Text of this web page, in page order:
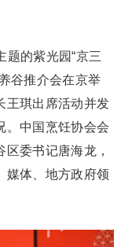
题的紫光园“京三
谷推介会在京举
王琪出席活动并发
。中国烹饪协会会
委书记唐海龙，
媒体、地方政府领